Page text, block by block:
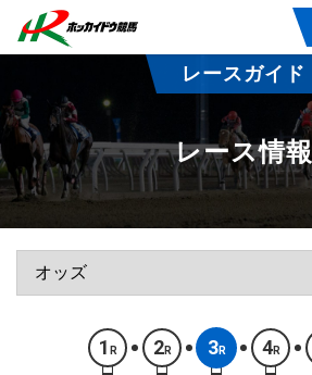
レースガイド
レース情報
1 R 2R 3R 4R